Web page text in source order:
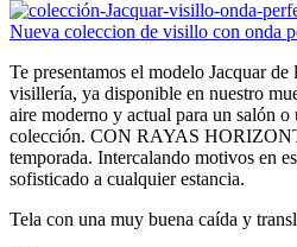
Nueva coleccion de visillo con onda
Te presentamos el modelo Jacquar
visillería, ya disponible en nuestro
aire moderno y actual para un salón
colección. CON RAYAS
temporada. Intercalando motivos en
sofisticado a cualquier estancia.
Tela con una muy buena caída y